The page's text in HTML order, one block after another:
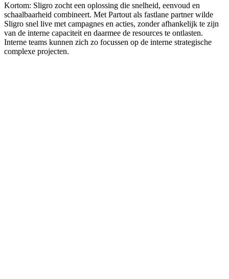
Kortom: Sligro zocht een oplossing die snelheid, eenvoud en
schaalbaarheid combineert. Met Partout als fastlane partner wilde
Sligro snel live met campagnes en acties, zonder afhankelijk te zijn
van de interne capaciteit en daarmee de resources te ontlasten.
Interne teams kunnen zich zo focussen op de interne strategische
complexe projecten.